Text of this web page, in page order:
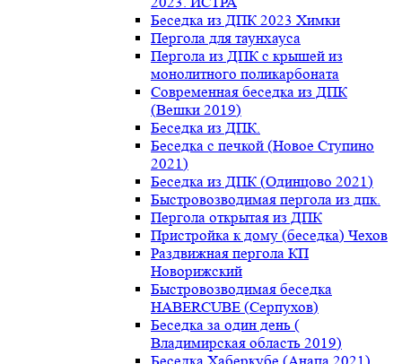
Беседка из ДПК 2023 Химки
Пергола для таунхауса
Пергола из ДПК с крышей из
монолитного поликарбоната
Современная беседка из ДПК
(Вешки 2019)
Беседка из ДПК.
Беседка с печкой (Новое Ступино
2021)
Беседка из ДПК (Одинцово 2021)
Быстровозводимая пергола из дпк.
Пергола открытая из ДПК
Пристройка к дому (беседка) Чехов
Раздвижная пергола КП
Новорижский
Быстровозводимая беседка
HABERCUBE (Серпухов)
Беседка за один день (
Владимирская область 2019)